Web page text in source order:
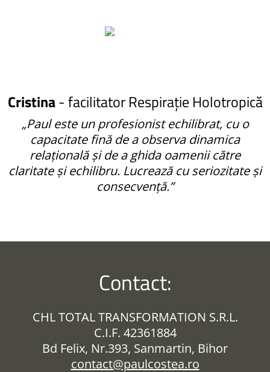
Cristina- facilitator Respirație Holotropică
„Paul este un profesionist echilibrat, cu o
capacitate fină de a observa dinamica
relațională și de a ghida oamenii către
claritate și echilibru. Lucrează cu seriozitate și
consecvență.”
Contact:
CHL TOTAL TRANSFORMATION S.R.L.
C.I.F. 42361884
Bd Felix, Nr.393, Sanmartin, Bihor
contact@paulcostea.ro